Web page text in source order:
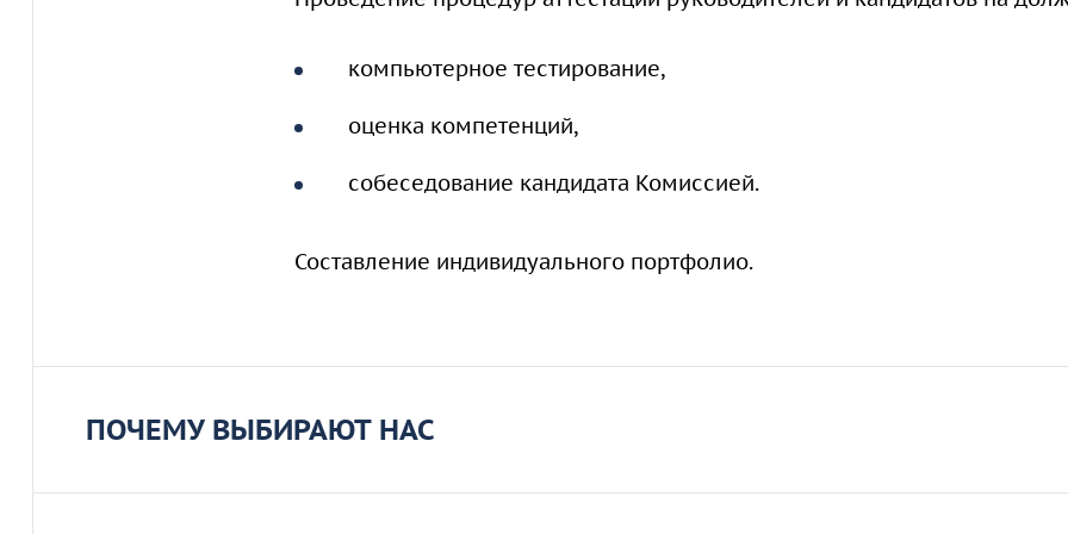
компьютерное тестирование,
оценка компетенций,
собеседование кандидата Комиссией.
Составление индивидуального портфолио.
ПОЧЕМУ ВЫБИРАЮТ НАС